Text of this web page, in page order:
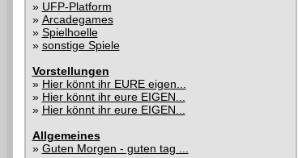
» UFP-Platform
» Arcadegames
» Spielhoelle
» sonstige Spiele
Vorstellungen
» Hier könnt ihr EURE eigen...
» Hier könnt ihr eure EIGEN...
» Hier könnt ihr eure EIGEN...
Allgemeines
» Guten Morgen - guten tag ...